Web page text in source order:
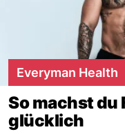
Everyman Health
So machst du
glücklich